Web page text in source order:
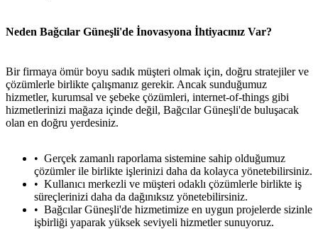
Neden Bağcılar Güneşli'de İnovasyona İhtiyacınız Var?
Bir firmaya ömür boyu sadık müşteri olmak için, doğru stratejiler ve
çözümlerle birlikte çalışmanız gerekir. Ancak sunduğumuz
hizmetler, kurumsal ve şebeke çözümleri, internet-of-things gibi
hizmetlerinizi mağaza içinde değil, Bağcılar Güneşli'de buluşacak
olan en doğru yerdesiniz.
Gerçek zamanlı raporlama sistemine sahip olduğumuz
çözümler ile birlikte işlerinizi daha da kolayca yönetebilirsiniz.
Kullanıcı merkezli ve müşteri odaklı çözümlerle birlikte iş
süreçlerinizi daha da dağınıksız yönetebilirsiniz.
Bağcılar Güneşli'de hizmetimize en uygun projelerde sizinle
işbirliği yaparak yüksek seviyeli hizmetler sunuyoruz.